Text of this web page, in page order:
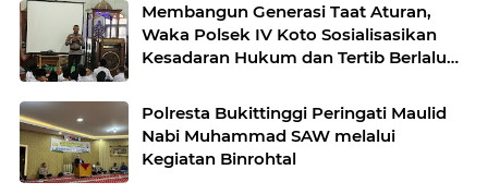
Membangun Generasi Taat Aturan,
Waka Polsek IV Koto Sosialisasikan
Kesadaran Hukum dan Tertib Berlalu
Polresta Bukittinggi Peringati Maulid
Nabi Muhammad SAW melalui
Kegiatan Binrohtal